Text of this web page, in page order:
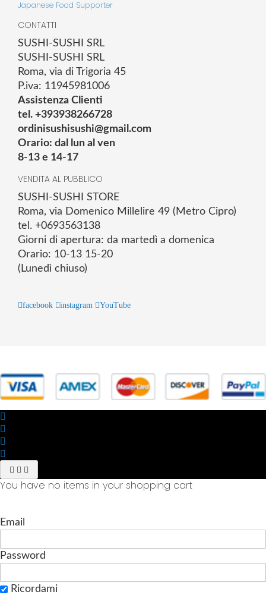
Japanese Food Supporter
CONTATTI
SUSHI-SUSHI SRL
SUSHI-SUSHI SRL
Roma, via di Trigoria 45
P.iva: 11945981006
Assistenza Clienti
tel. +393938266728
ordinisushisushi@gmail.com
Orario: dal lun al ven
8-13 e 14-17
VENDITA AL PUBBLICO
SUSHI-SUSHI STORE
Roma, via Domenico Millelire 49 (Metro Cipro)
tel. +0693563138
Giorni di apertura: da martedì a domenica
Orario: 10-13 15-20
(Lunedì chiuso)
facebook instagram YouTube
You have no items in your shopping cart
Email
Password
Ricordami